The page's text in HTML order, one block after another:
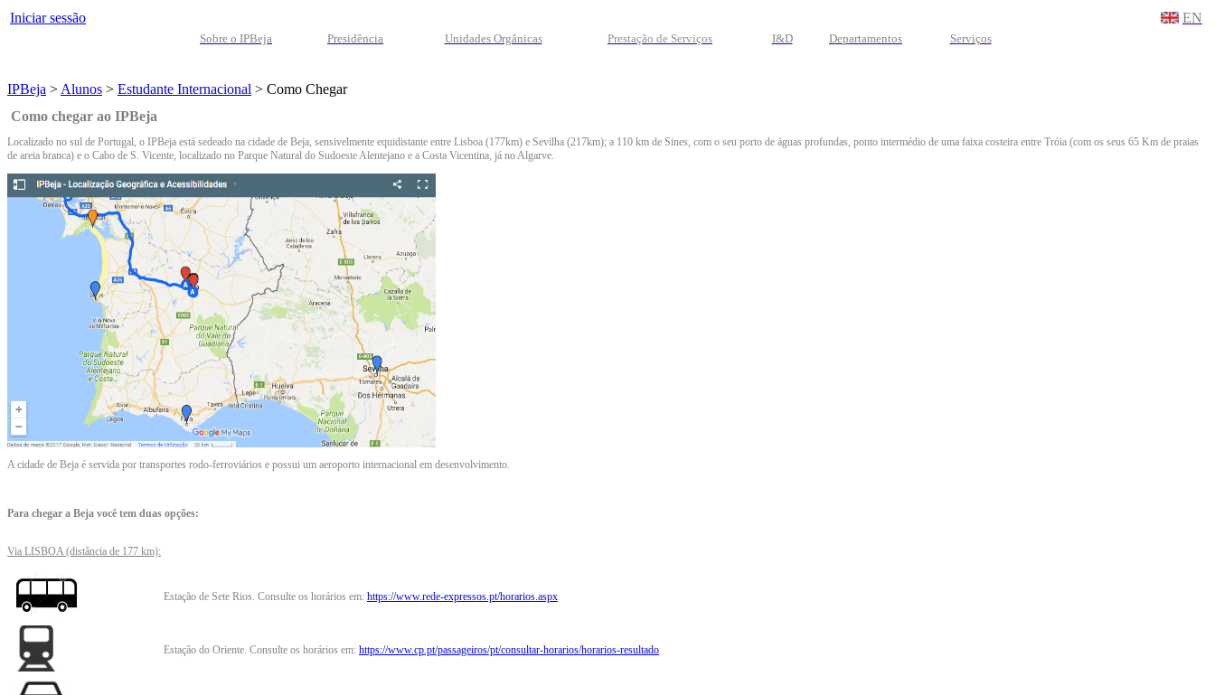
Iniciar sessão EN
Sobre o IPBeja Presidência Unidades Orgânicas Prestação de Serviços I&D Departamentos Serviços
IPBeja > Alunos > Estudante Internacional > Como Chegar
Como chegar ao IPBeja
Localizado no sul de Portugal, o IPBeja está sedeado na cidade de Beja, sensivelmente equidistante entre Lisboa (177km) e Sevilha (217km); a 110 km de Sines, com o seu porto de águas profundas, ponto intermédio de uma faixa costeira entre Tróia (com os seus 65 Km de praias
de areia branca) e o Cabo de S. Vicente, localizado no Parque Natural do Sudoeste Alentejano e a Costa Vicentina, já no Algarve.
A cidade de Beja é servida por transportes rodo-ferroviários e possui um aeroporto internacional em desenvolvimento.
Para chegar a Beja você tem duas opções:
Via LISBOA (distância de 177 km):
Estação de Sete Rios. Consulte os horários em: https://www.rede-expressos.pt/horarios.aspx
Estação do Oriente. Consulte os horários em: https://www.cp.pt/passageiros/pt/consultar-horarios/horarios-resultado